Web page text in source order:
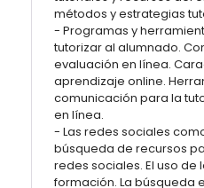
métodos y estrategias
- Programas y
tutorizar al alumnado.
evaluación en línea.
aprendizaje online.
comunicación para la
en línea.
- Las redes sociales
búsqueda de recursos
redes sociales. El uso de
formación. La búsqueda